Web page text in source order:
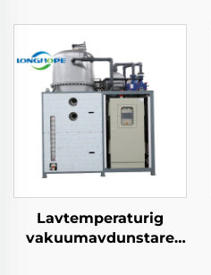
kontinuerlig
desalinerings
evaporator
koncentratormaskin
Lavtemperaturig
vakuumavdunstare